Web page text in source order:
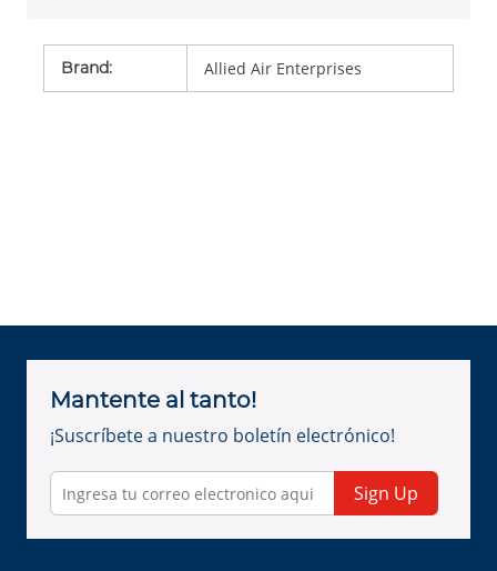
Brand: Allied Air Enterprises
Mantente al tanto!
¡Suscríbete a nuestro boletín electrónico!
Sign Up